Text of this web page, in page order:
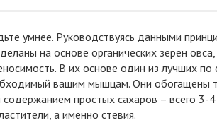
умнее. Руководствуясь данными
на основе органических зерен
В их основе один из лучших
вашим мышцам. Они обогащены
простых сахаров – всего 3-
а именно стевия.